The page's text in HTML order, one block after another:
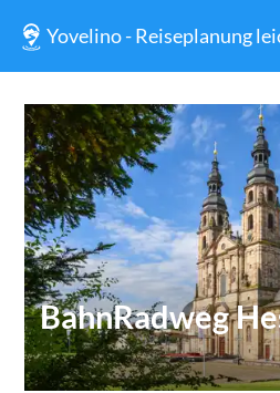
Yovelino - Reiseplanung
BahnRadweg